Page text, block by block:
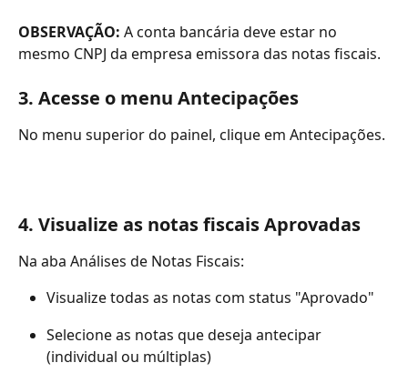
OBSERVAÇÃO: A conta bancária deve estar no
mesmo CNPJ da empresa emissora das notas fiscais.
3. Acesse o menu Antecipações
No menu superior do painel, clique em Antecipações.
4. Visualize as notas fiscais Aprovadas
Na aba Análises de Notas Fiscais:
Visualize todas as notas com status "Aprovado"
Selecione as notas que deseja antecipar
(individual ou múltiplas)